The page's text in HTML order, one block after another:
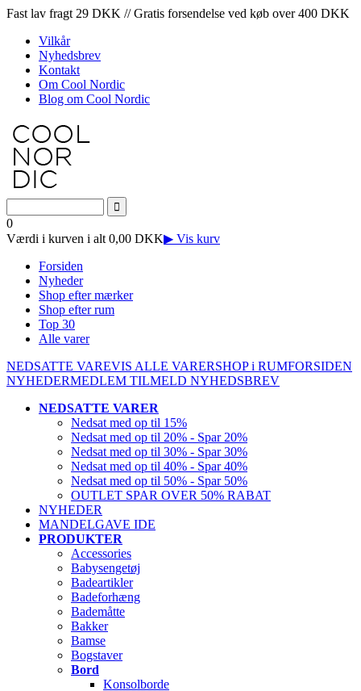
Fast lav fragt 29 DKK // Gratis forsendelse ved køb over 400 DKK
Vilkår
Nyhedsbrev
Kontakt
Om Cool Nordic
Blog om Cool Nordic
0
Værdi i kurven i alt 0,00 DKK▶ Vis kurv
Forsiden
Nyheder
Shop efter mærker
Shop efter rum
Top 30
Alle varer
NEDSATTE VAREVIS ALLE VARERSHOP i RUMFORSIDEN
NYHEDERMEDLEM TILMELD NYHEDSBREV
NEDSATTE VARER
Nedsat med op til 15%
Nedsat med op til 20% - Spar 20%
Nedsat med op til 30% - Spar 30%
Nedsat med op til 40% - Spar 40%
Nedsat med op til 50% - Spar 50%
OUTLET SPAR OVER 50% RABAT
NYHEDER
MANDELGAVE IDE
PRODUKTER
Accessories
Babysengetøj
Badeartikler
Badeforhæng
Bademåtte
Bakker
Bamse
Bogstaver
Bord
Konsolborde